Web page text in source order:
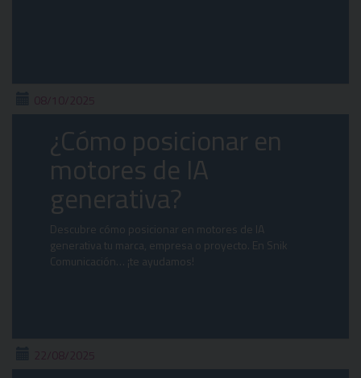
08/10/2025
¿Cómo posicionar en
motores de IA
generativa?
Descubre cómo posicionar en motores de IA
generativa tu marca, empresa o proyecto. En Snik
Comunicación… ¡te ayudamos!
22/08/2025